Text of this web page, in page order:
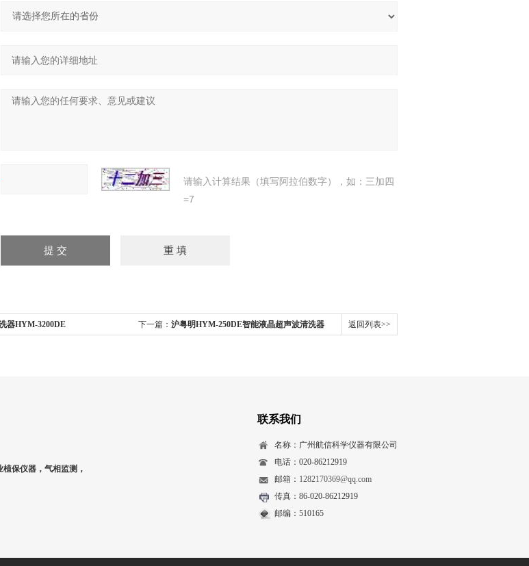
请输入计算结果（填写阿拉伯数字），如：三加四
=7
器HYM-3200DE 下一篇： 沪粤明HYM-250DE智能液晶超声波清洗器 返回列表>>
保仪器，气相监测，
联系我们
名称：广州航信科学仪器有限公司
电话：020-86212919
邮箱： 1282170369@qq.com
传真：86-020-86212919
邮编：510165